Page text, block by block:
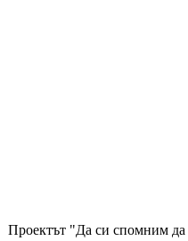
Проектът "Да си спомним да